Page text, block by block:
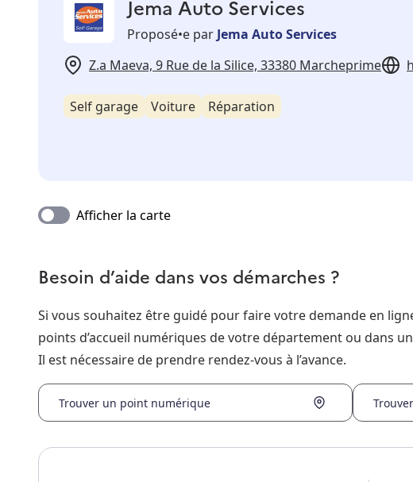
Jema Auto Services
Proposé•e par Jema Auto Services
Z.a Maeva, 9 Rue de la Silice, 33380 Marcheprime
Self garage Voiture Réparation
Afficher la carte
Besoin d’aide dans vos démarches ?
Si vous souhaitez être guidé pour faire votre demande en
points d’accueil numériques de votre département ou dans
Il est nécessaire de prendre rendez-vous à l’avance.
Trouver un point numérique